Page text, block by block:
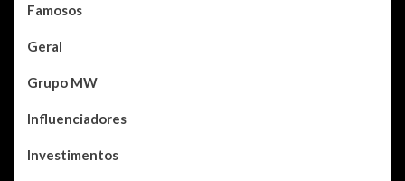
Famosos
Geral
Grupo MW
Influenciadores
Investimentos